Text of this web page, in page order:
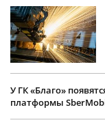
У ГК «Благо»
платформы